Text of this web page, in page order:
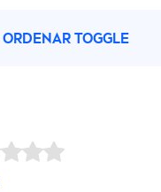
ORDENAR TOGGLE